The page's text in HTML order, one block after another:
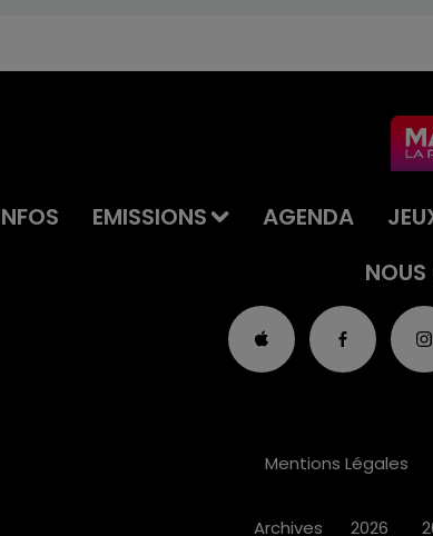
EMISSIONS AGENDA
Mentions Légales
Archives 2026